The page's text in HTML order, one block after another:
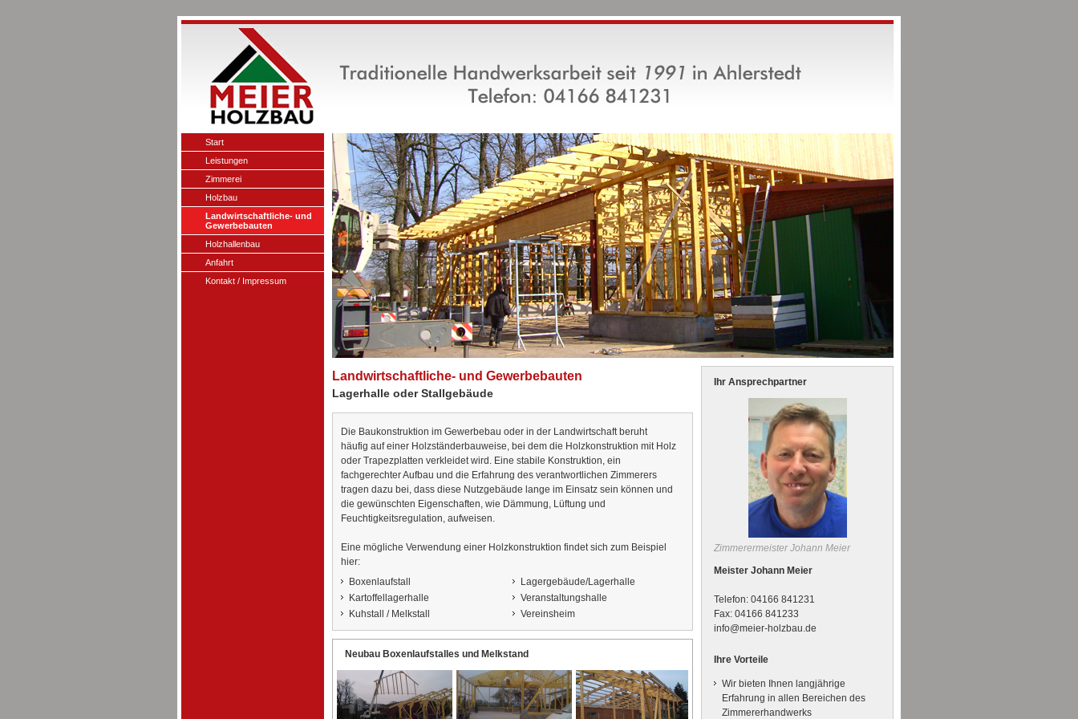
Start
Leistungen
Zimmerei
Holzbau
Landwirtschaftliche- und
Gewerbebauten
Holzhallenbau
Anfahrt
Kontakt / Impressum
Landwirtschaftliche- und Gewerbebauten
Lagerhalle oder Stallgebäude
Die Baukonstruktion im Gewerbebau oder in der Landwirtschaft beruht
häufig auf einer Holzständerbauweise, bei dem die Holzkonstruktion mit Holz
oder Trapezplatten verkleidet wird. Eine stabile Konstruktion, ein
fachgerechter Aufbau und die Erfahrung des verantwortlichen Zimmerers
tragen dazu bei, dass diese Nutzgebäude lange im Einsatz sein können und
die gewünschten Eigenschaften, wie Dämmung, Lüftung und
Feuchtigkeitsregulation, aufweisen.
Eine mögliche Verwendung einer Holzkonstruktion findet sich zum Beispiel
hier:
Boxenlaufstall
Kartoffellagerhalle
Kuhstall / Melkstall
Lagergebäude/Lagerhalle
Veranstaltungshalle
Vereinsheim
Neubau Boxenlaufstalles und Melkstand
Ihr Ansprechpartner
Zimmerermeister Johann Meier
Meister Johann Meier
Telefon: 04166 841231
Fax: 04166 841233
info@meier-holzbau.de
Ihre Vorteile
Wir bieten Ihnen langjährige
Erfahrung in allen Bereichen des
Zimmererhandwerks